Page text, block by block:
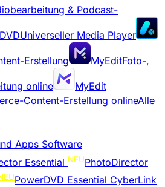
& Podcast-
Universeller Media Player
Erstellung MyEditFoto-,
online
MyEdit
Content-Erstellung onlineAlle
Apps Software
Essential NEUPhotoDirector
PowerDVD Essential CyberLink